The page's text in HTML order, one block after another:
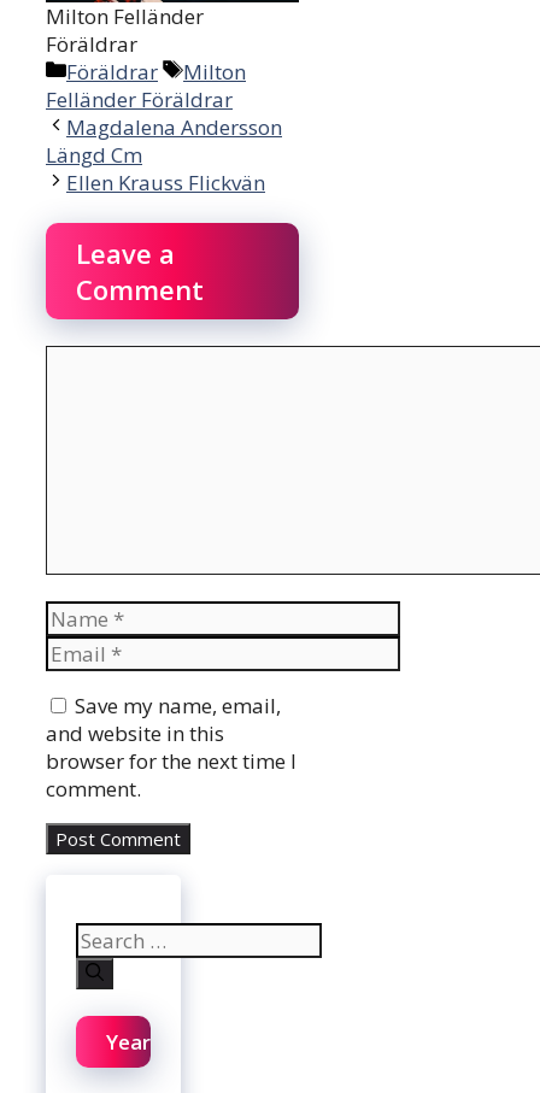
Milton Felländer
Föräldrar
Categories
Föräldrar Tags
Milton
Felländer Föräldrar
Magdalena Andersson
Längd Cm
Ellen Krauss Flickvän
Leave a
Comment
Name
Email
Save my name, email,
and website in this
browser for the next time I
comment.
Search
for:
Year